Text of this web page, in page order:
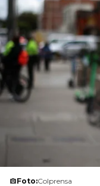
Foto:Colprensa